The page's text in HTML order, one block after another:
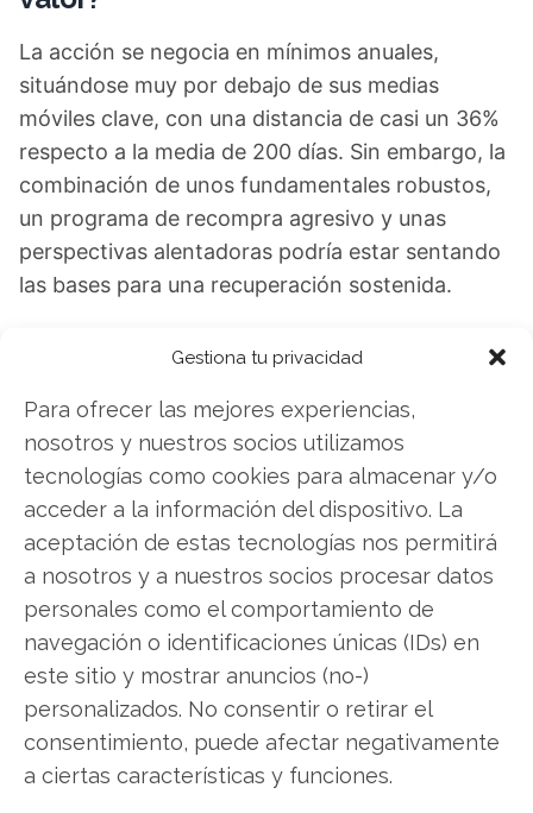
Gestiona tu privacidad
Para ofrecer las mejores experiencias,
nosotros y nuestros socios utilizamos
tecnologías como cookies para almacenar y/o
acceder a la información del dispositivo. La
aceptación de estas tecnologías nos permitirá
a nosotros y a nuestros socios procesar datos
personales como el comportamiento de
navegación o identificaciones únicas (IDs) en
este sitio y mostrar anuncios (no-)
personalizados. No consentir o retirar el
consentimiento, puede afectar negativamente
a ciertas características y funciones.
La acción se negocia en mínimos anuales,
situándose muy por debajo de sus medias
móviles clave, con una distancia de casi un 36%
respecto a la media de 200 días. Sin embargo, la
combinación de unos fundamentales robustos,
un programa de recompra agresivo y unas
perspectivas alentadoras podría estar sentando
las bases para una recuperación sostenida.
Queda por ver si The Trade Desk está preparado
problemas estructurales del sector publicitario
seguirán pesando sobre su cotización. Lo que sí
parece claro es que, tras el desplome histórico,
el balance entre riesgo y oportunidad ha
mejorado significativamente.
PD: Más allá del análisis de The Trade Desk,
quiero llamar tu atención sobre una oportunidad
estratégica que he estado investigando
intensamente. He desarrollado un análisis
exhaustivo sobre cómo construir una